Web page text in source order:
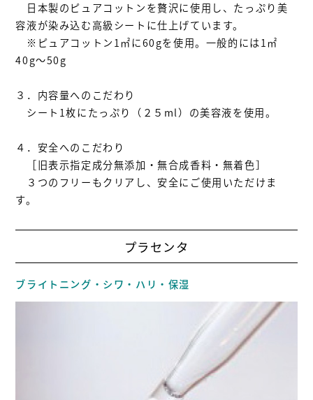
日本製のピュアコットンを贅沢に使用し、たっぷり美
容液が染み込む高級シートに仕上げています。
※ピュアコットン1㎡に60gを使用。一般的には1㎡
40g～50g
３．内容量へのこだわり
シート1枚にたっぷり（２５ml）の美容液を使用。
４．安全へのこだわり
［旧表示指定成分無添加・無合成香料・無着色］
３つのフリーもクリアし、安全にご使用いただけま
す。
プラセンタ
ブライトニング・シワ・ハリ・保湿